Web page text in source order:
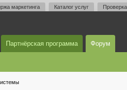
маркетинга Каталог услуг
Партнёрская программа Форум